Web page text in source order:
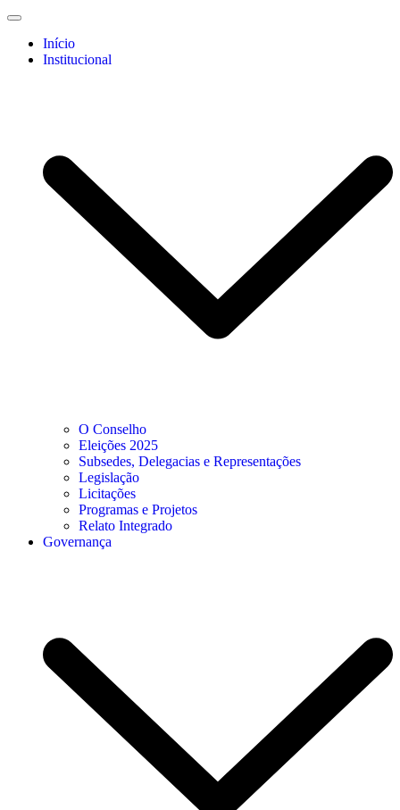
Início
Institucional
O Conselho
Eleições 2025
Subsedes, Delegacias e Representações
Legislação
Licitações
Programas e Projetos
Relato Integrado
Governança